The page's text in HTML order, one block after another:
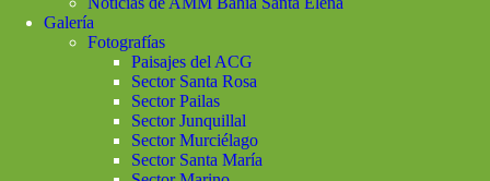
Galería
Fotografías
Paisajes del ACG
Sector Santa Rosa
Sector Pailas
Sector Junquillal
Sector Murciélago
Sector Santa María